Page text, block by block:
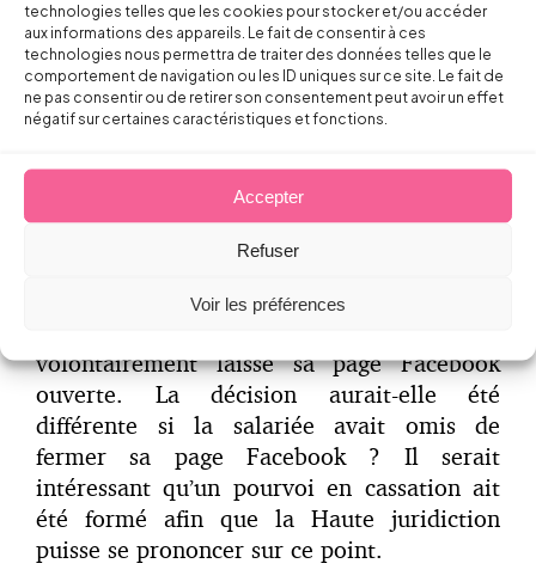
technologies telles que les cookies pour stocker et/ou accéder
aux informations des appareils. Le fait de consentir à ces
technologies nous permettra de traiter des données telles que le
comportement de navigation ou les ID uniques sur ce site. Le fait de
ne pas consentir ou de retirer son consentement peut avoir un effet
négatif sur certaines caractéristiques et fonctions.
Accepter
Refuser
Voir les préférences
Plus précisément, la Cour d’appel a
considéré que les propos tenus par la
salariée sur son compte Facebook, affichés
sur l’écran de l’ordinateur de l’entreprise et
dans le magasin, avaient perdu leur
caractère privé.
être relativisée. En effet, la Cour d’appel a
volontairement laissé sa page Facebook
ouverte. La décision aurait-elle été
différente si la salariée avait omis de
fermer sa page Facebook ? Il serait
intéressant qu’un pourvoi en cassation ait
été formé afin que la Haute juridiction
puisse se prononcer sur ce point.